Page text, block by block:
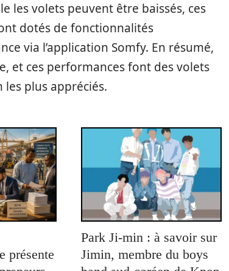
les volets peuvent être baissés, ces
dotés de fonctionnalités
via l’application Somfy. En résumé,
et ces performances font des volets
les plus appréciés.
présente
Park Ji-min : à savoir sur
Jimin, membre du boys